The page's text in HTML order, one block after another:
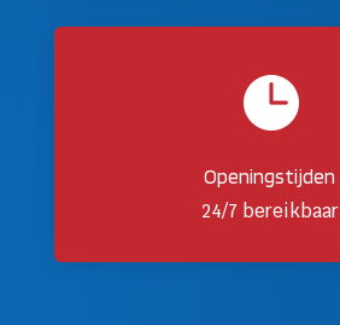

Openingstijden
24/7 bereikbaar